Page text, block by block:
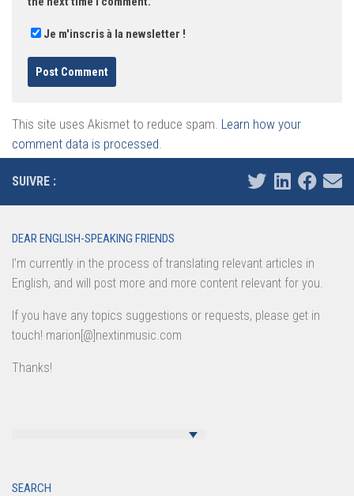
Je m'inscris à la newsletter !
This site uses Akismet to reduce spam. Learn how your
comment data is processed.
SUIVRE :
DEAR ENGLISH-SPEAKING FRIENDS
I’m currently in the process of translating relevant articles in
English, and will post more and more content relevant for you.
If you have any topics suggestions or requests, please get in
touch! marion[@]nextinmusic.com
Thanks!
SEARCH